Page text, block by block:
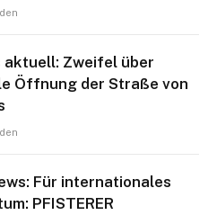
aktuell: Zweifel über
Öffnung der Straße von
Für internationales
PFISTERER